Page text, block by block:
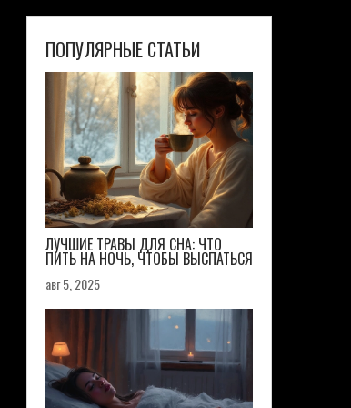
ПОПУЛЯРНЫЕ СТАТЬИ
ЛУЧШИЕ ТРАВЫ ДЛЯ СНА: ЧТО
ПИТЬ НА НОЧЬ, ЧТОБЫ ВЫСПАТЬСЯ
авг 5, 2025